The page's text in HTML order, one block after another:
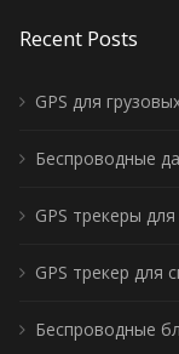
Recent Posts
GPS для
Беспроводные
GPS трекеры
GPS трекер для
Беспроводные